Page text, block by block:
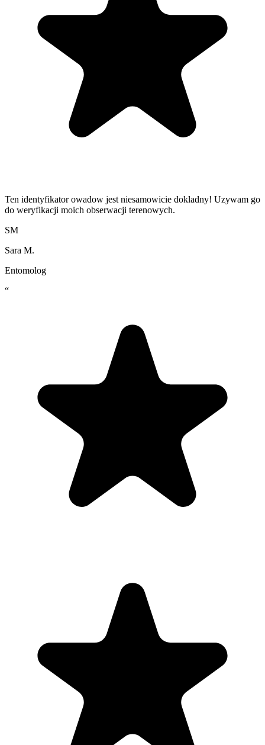
Ten identyfikator owadow jest niesamowicie dokladny! Uzywam go
do weryfikacji moich obserwacji terenowych.
SM
Sara M.
Entomolog
“